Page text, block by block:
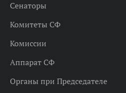
Сенаторы
Комитеты СФ
Комиссии
Аппарат СФ
Органы при Председателе